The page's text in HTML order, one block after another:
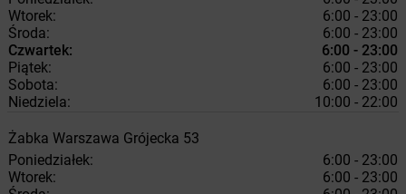
Wtorek:
6:00 - 23:00
Środa:
6:00 - 23:00
Czwartek:
6:00 - 23:00
Piątek:
6:00 - 23:00
Sobota:
6:00 - 23:00
Niedziela:
10:00 - 22:00
Żabka Warszawa Grójecka 53
Poniedziałek:
6:00 - 23:00
Wtorek:
6:00 - 23:00